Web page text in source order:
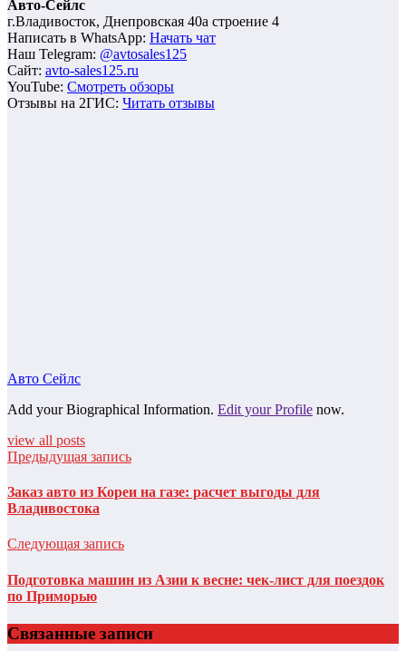
Авто-Сейлс
г.Владивосток, Днепровская 40а строение 4
Написать в WhatsApp: Начать чат
Наш Telegram: @avtosales125
Сайт: avto-sales125.ru
YouTube: Смотреть обзоры
Отзывы на 2ГИС: Читать отзывы
Авто Сейлс
Add your Biographical Information. Edit your Profile now.
view all posts
Предыдущая запись
Заказ авто из Кореи на газе: расчет выгоды для
Владивостока
Следующая запись
Подготовка машин из Азии к весне: чек-лист для поездок
по Приморью
Связанные записи